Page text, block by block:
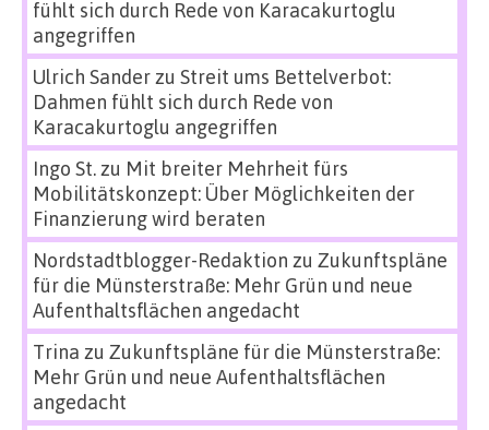
fühlt sich durch Rede von Karacakurtoglu
angegriffen
Ulrich Sanderzu Streit ums Bettelverbot:
Dahmen fühlt sich durch Rede von
Karacakurtoglu angegriffen
Ingo St.zu Mit breiter Mehrheit fürs
Mobilitätskonzept: Über Möglichkeiten der
Finanzierung wird beraten
Nordstadtblogger-Redaktion zu Zukunftspläne
für die Münsterstraße: Mehr Grün und neue
Aufenthaltsflächen angedacht
Trina zu Zukunftspläne für die Münsterstraße:
Mehr Grün und neue Aufenthaltsflächen
angedacht